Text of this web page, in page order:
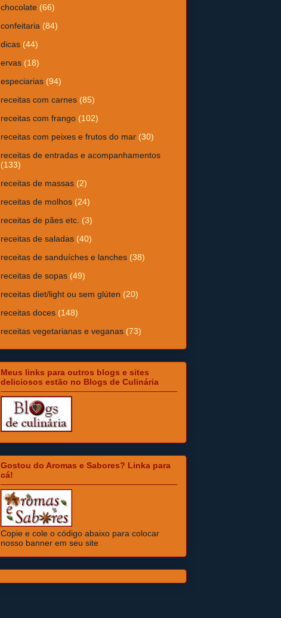
chocolate (66)
confeitaria (84)
dicas (44)
ervas (18)
especiarias (94)
receitas com carnes (85)
receitas com frango (102)
receitas com peixes e frutos do mar (30)
receitas de entradas e acompanhamentos
(133)
receitas de massas (2)
receitas de molhos (24)
receitas de pães etc. (3)
receitas de saladas (40)
receitas de sanduíches e lanches (38)
receitas de sopas (49)
receitas diet/light ou sem glúten (20)
receitas doces (148)
receitas vegetarianas e veganas (73)
Meus links para outros blogs e sites
deliciosos estão no Blogs de Culinária
Gostou do Aromas e Sabores? Linka para
cá!
Copie e cole o código abaixo para colocar
nosso banner em seu site